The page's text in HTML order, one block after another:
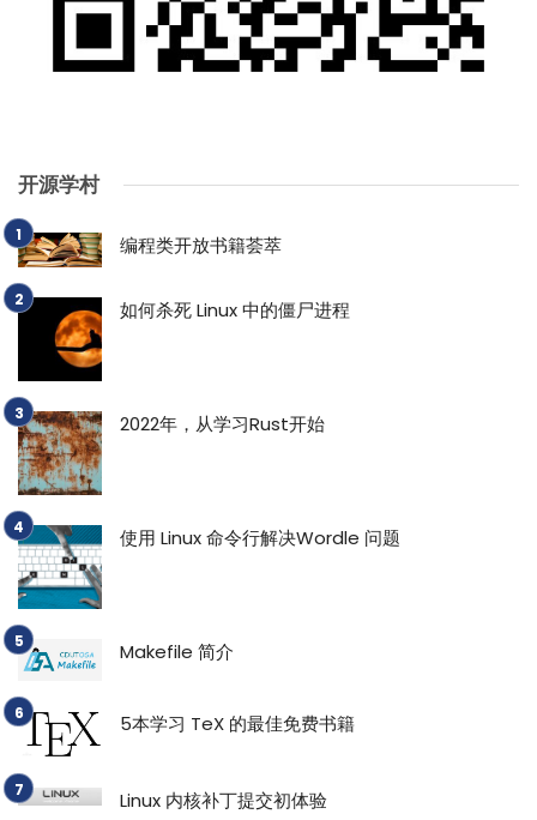
开源学村
编程类开放书籍荟萃
如何杀死 Linux 中的僵尸进程
2022年，从学习Rust开始
使用 Linux 命令行解决Wordle 问题
Makefile 简介
5本学习 TeX 的最佳免费书籍
Linux 内核补丁提交初体验